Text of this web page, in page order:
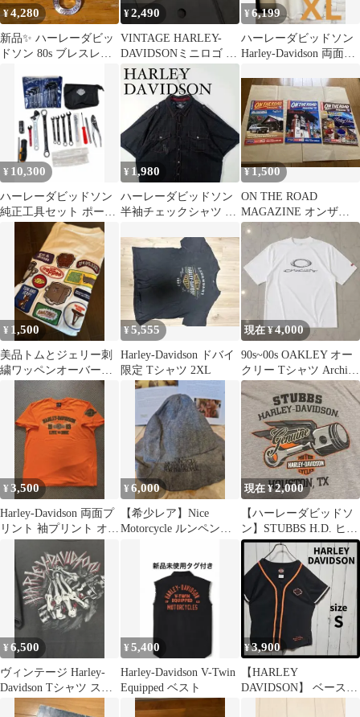
¥4,280
新品✨ ハーレーダビッ
ドソン 80s ブレスレッ
¥2,490
VINTAGE HARLEY-
DAVIDSONミニロゴ 転
写シートデッドストッ
ク
¥6,199
ハーレーダビッドソン
Harley-Davidson 両面プ
¥ 10,300
ハーレーダビッドソン
純正工具セット ポーチ
¥ 1,980
ハーレーダビッドソン
半袖チェックシャツ XL
¥1,500
ON THE ROAD
MAGAZINE オンザロ
ードマガジン 3冊セッ
¥ 1,500
美品トムとジェリー刺
繍ワッペンオーバーサ
イズビッグシルエットt
シャツ大きいXL
¥5,555
Harley-Davidson ドバイ
限定 Tシャツ 2XL
現在 ¥4,000
90s~00s OAKLEY オー
クリー Tシャツ Archive
Y2K 復刻
¥3,500
Harley-Davidson 両面プ
リント 袖プリント オレ
¥6,000
【希少レア】Nice
Motorcycle ルンペン帽
現在 ¥2,000
【ハーレーダビッドソ
ン】STUBBS H.D. ヒュ
ーストン Tシャツ XL
¥6,500
ヴィンテージ Harley-
Davidson Tシャツ スケ
ルトンハンド
¥5,400
Harley-Davidson V-Twin
Equipped ベスト
¥3,900
【HARLEY
DAVIDSON】 ベースボ